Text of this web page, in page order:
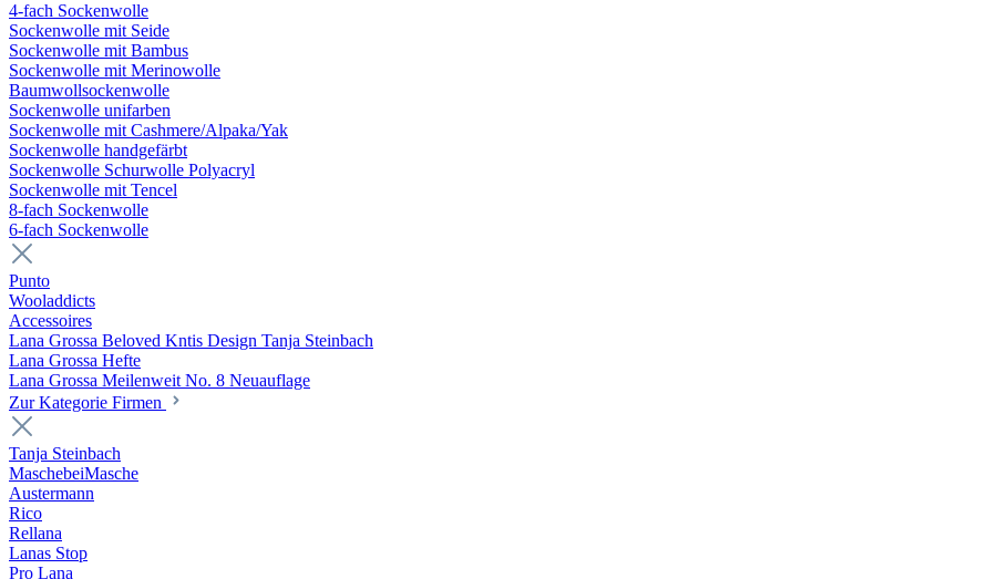
4-fach Sockenwolle
Sockenwolle mit Seide
Sockenwolle mit Bambus
Sockenwolle mit Merinowolle
Baumwollsockenwolle
Sockenwolle unifarben
Sockenwolle mit Cashmere/Alpaka/Yak
Sockenwolle handgefärbt
Sockenwolle Schurwolle Polyacryl
Sockenwolle mit Tencel
8-fach Sockenwolle
6-fach Sockenwolle
Punto
Wooladdicts
Accessoires
Lana Grossa Beloved Kntis Design Tanja Steinbach
Lana Grossa Hefte
Lana Grossa Meilenweit No. 8 Neuauflage
Zur Kategorie Firmen
Tanja Steinbach
MaschebeiMasche
Austermann
Rico
Rellana
Lanas Stop
Pro Lana